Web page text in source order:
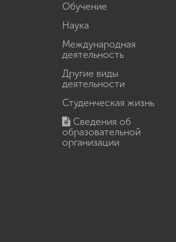
Обучение
Наука
Международная
деятельность
Другие виды
деятельности
Студенческая жизнь
Сведения об
образовательной
организации